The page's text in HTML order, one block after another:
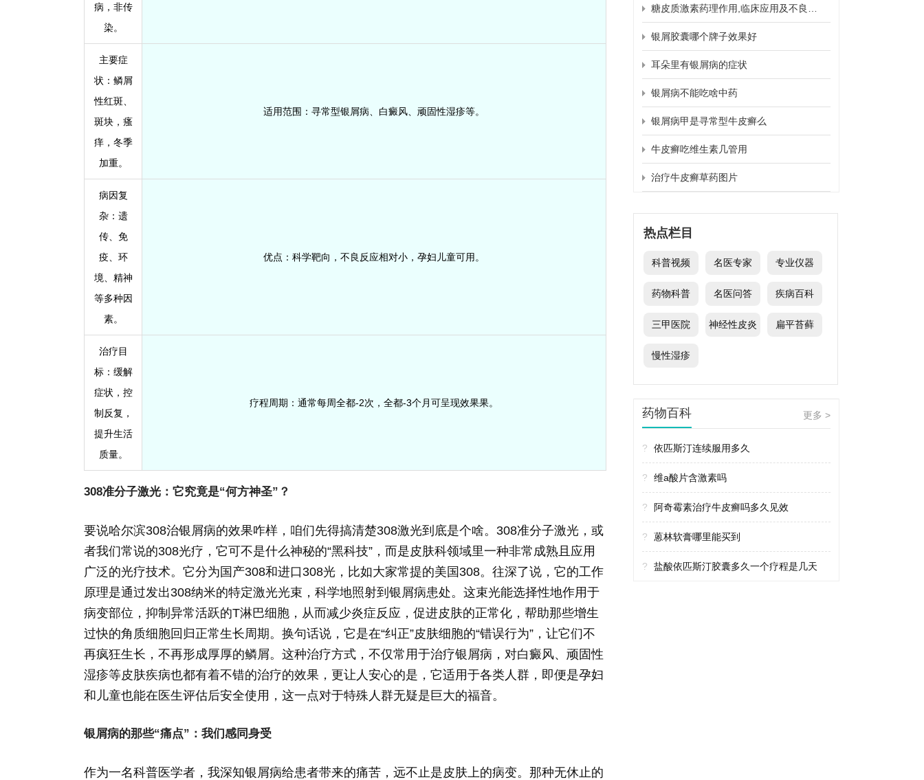
病，非传
染。
主要症
状 ：鳞屑
性红斑、
斑块，瘙
痒，冬季
加重。
适用范围 ：寻常型银屑病、白癜风、顽固性湿疹等。
病因复
杂：遗
传、免
疫、环
境、精神
等多种因
素。
优点 ：科学靶向，不良反应相对小，孕妇儿童可用。
治疗目
标：缓解
症状，控
制反复，
提升生活
质量。
疗程周期 ：通常每周全都-2次，全都-3个月可呈现效果果。
308准分子激光：它究竟是“何方神圣”？
要说哈尔滨308治银屑病的效果咋样，咱们先得搞清楚308激光到底是个啥。308准分子激光，或
者我们常说的308光疗，它可不是什么神秘的“黑科技”，而是皮肤科领域里一种非常成熟且应用
广泛的光疗技术。它分为国产308和进口308光，比如大家常提的美国308。往深了说，它的工作
原理是通过发出308纳米的特定激光光束，科学地照射到银屑病患处。这束光能选择性地作用于
病变部位，抑制异常活跃的T淋巴细胞，从而减少炎症反应，促进皮肤的正常化，帮助那些增生
过快的角质细胞回归正常生长周期。换句话说，它是在“纠正”皮肤细胞的“错误行为”，让它们不
再疯狂生长，不再形成厚厚的鳞屑。这种治疗方式，不仅常用于治疗银屑病，对白癜风、顽固性
湿疹等皮肤疾病也都有着不错的治疗的效果，更让人安心的是，它适用于各类人群，即便是孕妇
和儿童也能在医生评估后安全使用，这一点对于特殊人群无疑是巨大的福音。
银屑病的那些“痛点”：我们感同身受
作为一名科普医学者，我深知银屑病给患者带来的痛苦，远不止是皮肤上的病变。那种无休止的
银屑胶囊哪个牌子效果好
耳朵里有银屑病的症状
银屑病不能吃啥中药
银屑病甲是寻常型牛皮癣么
牛皮癣吃维生素几管用
治疗牛皮癣草药图片
热点栏目
科普视频 名医专家 专业仪器
药物科普 名医问答 疾病百科
三甲医院 神经性皮炎 扁平苔藓
慢性湿疹
药物百科 更多 >
? 依匹斯汀连续服用多久
? 维a酸片含激素吗
? 阿奇霉素治疗牛皮癣吗多久见效
? 蒽林软膏哪里能买到
? 盐酸依匹斯汀胶囊多久一个疗程是几天